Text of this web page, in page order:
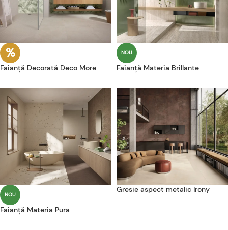
Faianță Decorată Deco More
NOU
Faianță Materia Brillante
NOU
Faianță Materia Pura
Gresie aspect metalic Irony